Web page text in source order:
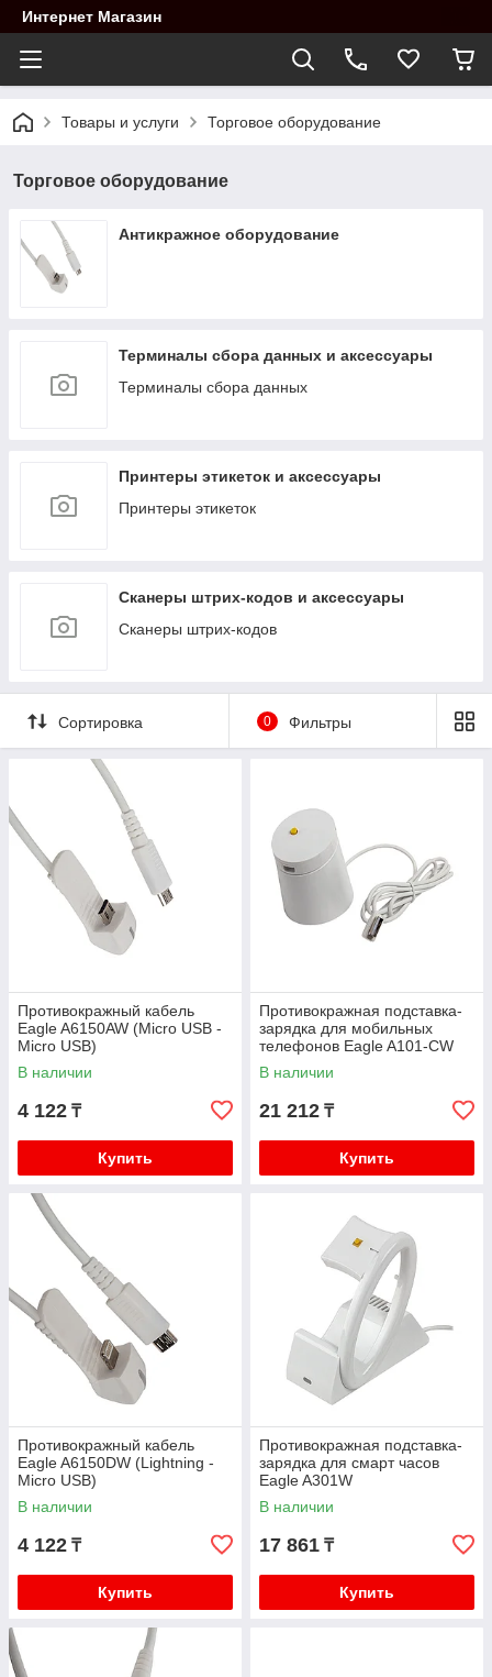
Интернет Магазин
Товары и услуги Торговое оборудование
Торговое оборудование
Антикражное оборудование
Терминалы сбора данных и аксессуары
Терминалы сбора данных
Принтеры этикеток и аксессуары
Принтеры этикеток
Сканеры штрих-кодов и аксессуары
Сканеры штрих-кодов
Сортировка 0 Фильтры
Противокражный кабель
Eagle A6150AW (Micro USB -
Micro USB)
В наличии
4 122 ₸
Купить
Противокражная подставка-
зарядка для мобильных
телефонов Eagle A101-CW
В наличии
21 212 ₸
Купить
Противокражный кабель
Eagle A6150DW (Lightning -
Micro USB)
В наличии
4 122 ₸
Купить
Противокражная подставка-
зарядка для смарт часов
Eagle A301W
В наличии
17 861 ₸
Купить